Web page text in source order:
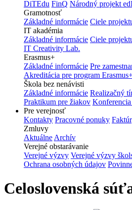
DiTEdu FinQ Národný projekt
Gramotnosť
Základné informácie Ciele
IT akadémia
Základné informácie Ciele
IT Creativity Lab.
Erasmus+
Základné informácie Pre
Akreditácia pre program
Škola bez nenávisti
Základné informácie Realizačný
Praktikum pre žiakov Konferencia
Pre verejnosť
Kontakty Pracovné ponuky
Zmluvy
Aktuálne Archív
Verejné obstarávanie
Verejné výzvy Verejné výzvy
Ochrana osobných údajov
Celoslovenská